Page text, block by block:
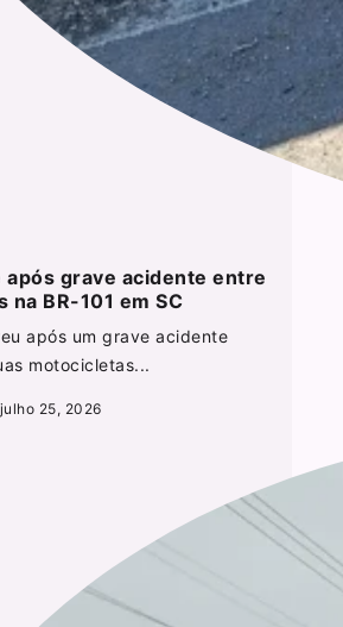
após grave acidente entre
na BR-101 em SC
após um grave acidente
motocicletas...
julho 25, 2026